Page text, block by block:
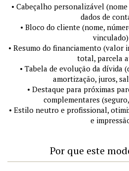
• Cabeçalho personalizável
dados de
• Bloco do cliente (nome,
vinculado)
• Resumo do financiamento (valor
total, parcela
• Tabela de evolução da dívida
amortização, juros,
• Destaque para próximas
complementares
• Estilo neutro e profissional,
e
Por que este